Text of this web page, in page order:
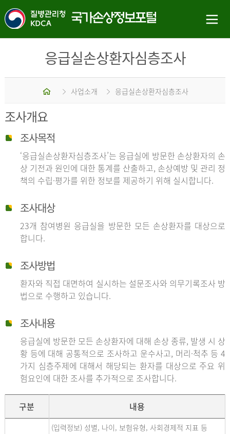
응급실손상환자심층조사
홈 사업소개 응급실손상환자심층조사
조사개요
조사목적
‘응급실손상환자심층조사’는 응급실에 방문한 손상환자의 손
상 기전과 원인에 대한 통계를 산출하고, 손상예방 및 관리 정
책의 수립·평가를 위한 정보를 제공하기 위해 실시합니다.
조사대상
23개 참여병원 응급실을 방문한 모든 손상환자를 대상으로
합니다.
조사방법
환자와 직접 대면하여 실시하는 설문조사와 의무기록조사 방
법으로 수행하고 있습니다.
조사내용
응급실에 방문한 모든 손상환자에 대해 손상 종류, 발생 시 상
황 등에 대해 공통적으로 조사하고 운수사고, 머리·척추 등 4
가지 심층주제에 대해서 해당되는 환자를 대상으로 주요 위
험요인에 대한 조사를 추가적으로 조사합니다.
구분 내용
(입력정보) 성별, 나이, 보험유형, 사회경제적 지표 등